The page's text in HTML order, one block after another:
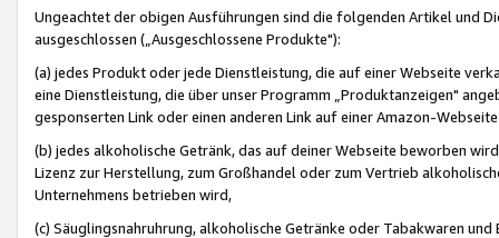
Ungeachtet der obigen Ausführungen sind die folgenden Artikel und
ausgeschlossen („Ausgeschlossene Produkte"):
(a) jedes Produkt oder jede Dienstleistung, die auf einer Webseite
eine Dienstleistung, die über unser Programm „Produktanzeigen"
gesponserten Link oder einen anderen Link auf einer Amazon-
(b) jedes alkoholische Getränk, das auf deiner Webseite beworben
Lizenz zur Herstellung, zum Großhandel oder zum Vertrieb
Unternehmens betrieben wird,
(c) Säuglingsnahruhrung, alkoholische Getränke oder Tabakwaren